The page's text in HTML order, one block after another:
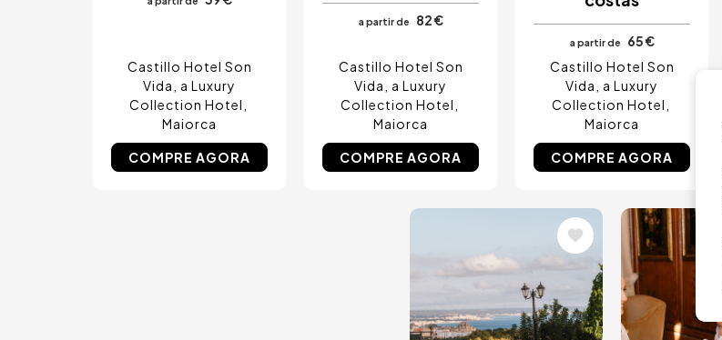
Castillo Hotel Son
Vida, a Luxury
Collection Hotel
Maiorca
COMPRE AGORA
a partir de 82 €
Castillo Hotel Son
Vida, a Luxury
Collection Hotel
Maiorca
COMPRE AGORA
a partir de
65 €
Castillo Hotel Son
Vida, a Luxury
Collection Hotel
Maiorca
COMPRE AGORA
Imagem